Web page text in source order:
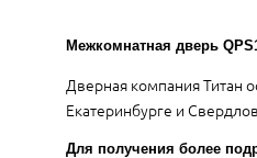
Межкомнатная дверь
Дверная компания Титан
Екатеринбурге и
Для получения более